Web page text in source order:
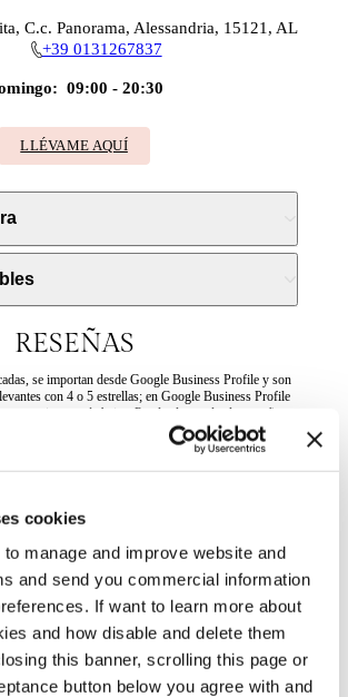
cookies
manage and improve website and
and send you commercial information
If want to learn more about
and how disable and delete them
this banner, scrolling this page or
button below you agree with and
C.c. Panorama, Alessandria, 15121, AL
+39 0131267837
09:00 - 20:30
LLÉVAME AQUÍ
RESEÑAS
se importan desde Google Business Profile y son
con 4 o 5 estrellas; en Google Business Profile
más bajas. Puedes leer todas las reseñas
e disponibili